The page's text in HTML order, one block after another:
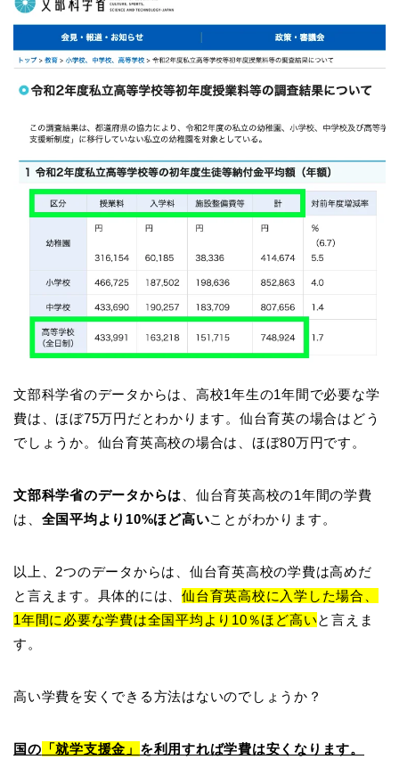
文部科学省のデータからは、高校1年生の1年間で必要な学
費は、ほぼ75万円だとわかります。仙台育英の場合はどう
でしょうか。仙台育英高校の場合は、ほぼ80万円です。
文部科学省のデータからは 、仙台育英高校の1年間の学費
は、 全国平均より10%ほど高いことがわかります。
以上、2つのデータからは、仙台育英高校の学費は高めだ
と言えます。具体的には、仙台育英高校に入学した場合、
1年間に必要な学費は全国平均より10％ほど高いと言えま
す。
高い学費を安くできる方法はないのでしょうか？
国の 「就学支援金」 を利用すれば学費は安くなります。